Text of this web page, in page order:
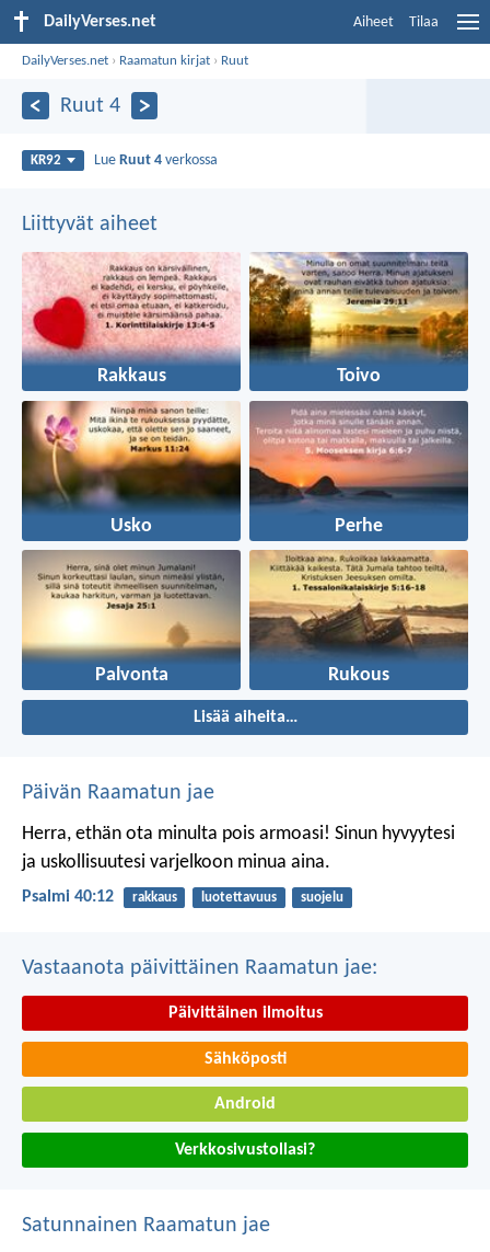
DailyVerses.net Aiheet Tilaa
DailyVerses.net › Raamatun kirjat › Ruut
Ruut 4
KR92 Lue Ruut 4 verkossa
Liittyvät aiheet
Rakkaus Toivo
Usko Perhe
Palvonta Rukous
Lisää aiheita…
Päivän Raamatun jae
Herra, ethän ota minulta pois armoasi! Sinun hyvyytesi
ja uskollisuutesi varjelkoon minua aina.
Psalmi 40:12 rakkaus luotettavuus suojelu
Vastaanota päivittäinen Raamatun jae:
Päivittäinen ilmoitus
Sähköposti
Android
Verkkosivustollasi?
Satunnainen Raamatun jae